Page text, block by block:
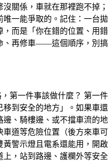
關係，車就在那裡跑不掉；
一能爭取的。記住：一台拋
而是「你在錯的位置、用錯
、再修車——這個順序，別搞
第一件事該做什麼？ 第一件
到安全的地方」。如果車還
、騎樓邊、或不擋車流的地
道等危險位置（後方來車可
警示燈且電系還能用，開啟
，站到路邊、護欄外等安全